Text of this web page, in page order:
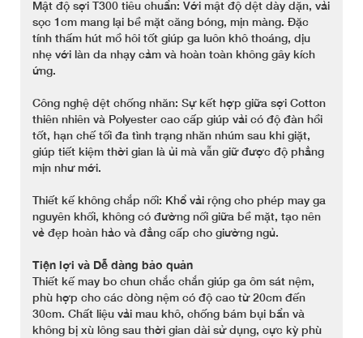
Mật độ sợi T300 tiêu chuẩn: Với mật độ dệt dày dặn, vải
sọc 1cm mang lại bề mặt căng bóng, mịn màng. Đặc
tính thấm hút mồ hôi tốt giúp ga luôn khô thoáng, dịu
nhẹ với làn da nhạy cảm và hoàn toàn không gây kích
ứng.
Công nghệ dệt chống nhăn: Sự kết hợp giữa sợi Cotton
thiên nhiên và Polyester cao cấp giúp vải có độ đàn hồi
tốt, hạn chế tối đa tình trạng nhăn nhúm sau khi giặt,
giúp tiết kiệm thời gian là ủi mà vẫn giữ được độ phẳng
mịn như mới.
Thiết kế không chắp nối: Khổ vải rộng cho phép may ga
nguyên khối, không có đường nối giữa bề mặt, tạo nên
vẻ đẹp hoàn hảo và đẳng cấp cho giường ngủ.
Tiện lợi và Dễ dàng bảo quản
Thiết kế may bo chun chắc chắn giúp ga ôm sát nệm,
phù hợp cho các dòng nệm có độ cao từ 20cm đến
30cm. Chất liệu vải mau khô, chống bám bụi bẩn và
không bị xù lông sau thời gian dài sử dụng, cực kỳ phù